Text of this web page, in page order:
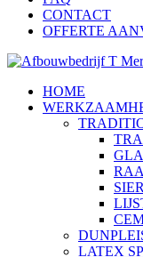
CONTACT
OFFERTE
HOME
LATEX